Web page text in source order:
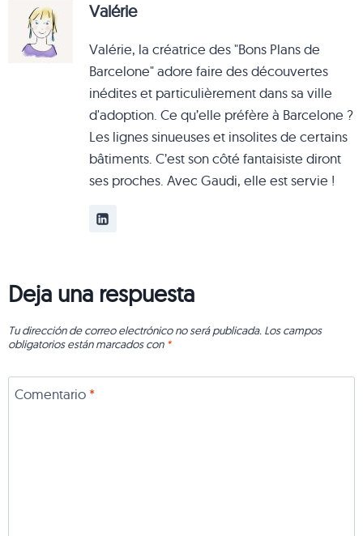
Valérie
Valérie, la créatrice des "Bons Plans de
Barcelone" adore faire des découvertes
inédites et particulièrement dans sa ville
d'adoption. Ce qu’elle préfère à Barcelone ?
Les lignes sinueuses et insolites de certains
bâtiments. C’est son côté fantaisiste diront
ses proches. Avec Gaudi, elle est servie !
Deja una respuesta
Tu dirección de correo electrónico no será publicada. Los campos
obligatorios están marcados con *
Comentario *